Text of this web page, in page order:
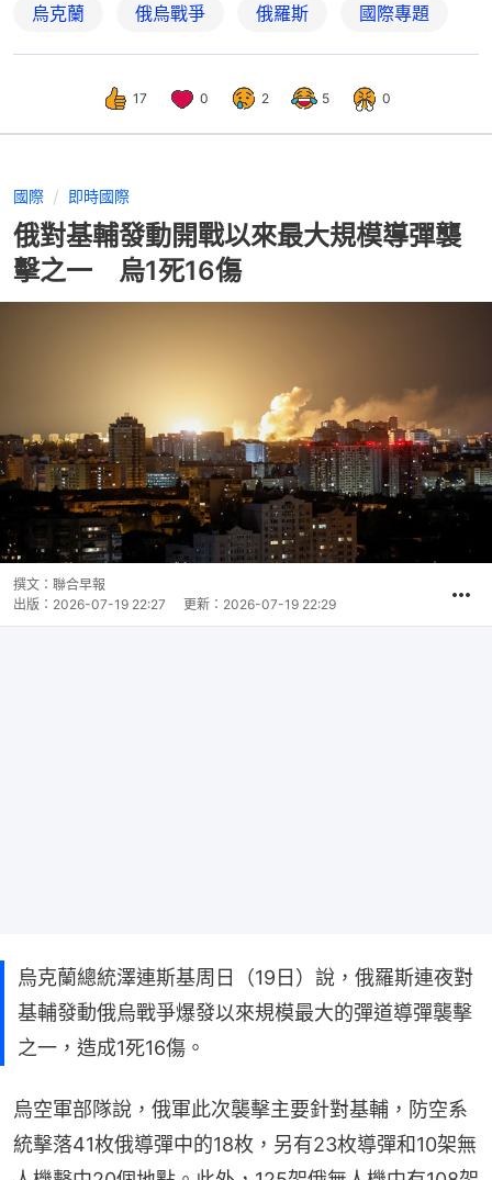
烏克蘭 俄烏戰爭 俄羅斯 國際專題
17 0 2 5 0
國際 即時國際
俄對基輔發動開戰以來最大規模導彈襲
擊之一 烏1死16傷
撰文： 聯合早報
出版： 2026-07-19 22:27 更新： 2026-07-19 22:29
烏克蘭總統澤連斯基周日（19日）說，俄羅斯連夜對
基輔發動俄烏戰爭爆發以來規模最大的彈道導彈襲擊
之一，造成1死16傷。
烏空軍部隊說，俄軍此次襲擊主要針對基輔，防空系
統擊落41枚俄導彈中的18枚，另有23枚導彈和10架無